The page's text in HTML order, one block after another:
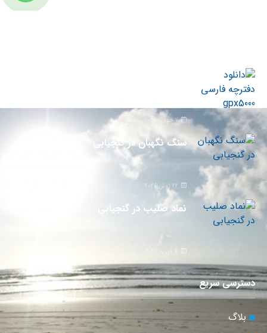
7 جولای 2026
سنگ نگهبان در گنجیابی
22 ژوئن 2026
نماد صلیب در گنجیابی
دسترسی سریع
بلاگ